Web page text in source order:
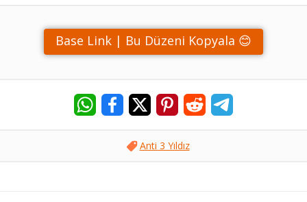
Base Link | Bu Düzeni Kopyala 😊
Anti 3 Yıldız